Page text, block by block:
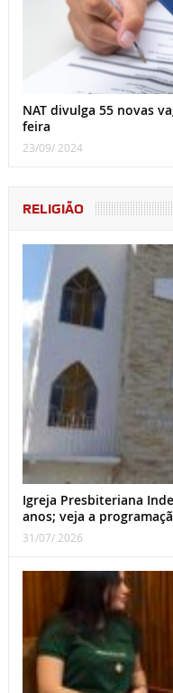
NAT divulga 55 novas
feira
23/09/ 2024
RELIGIÃO
Igreja Presbiteriana
anos; veja a
31/07/ 2026